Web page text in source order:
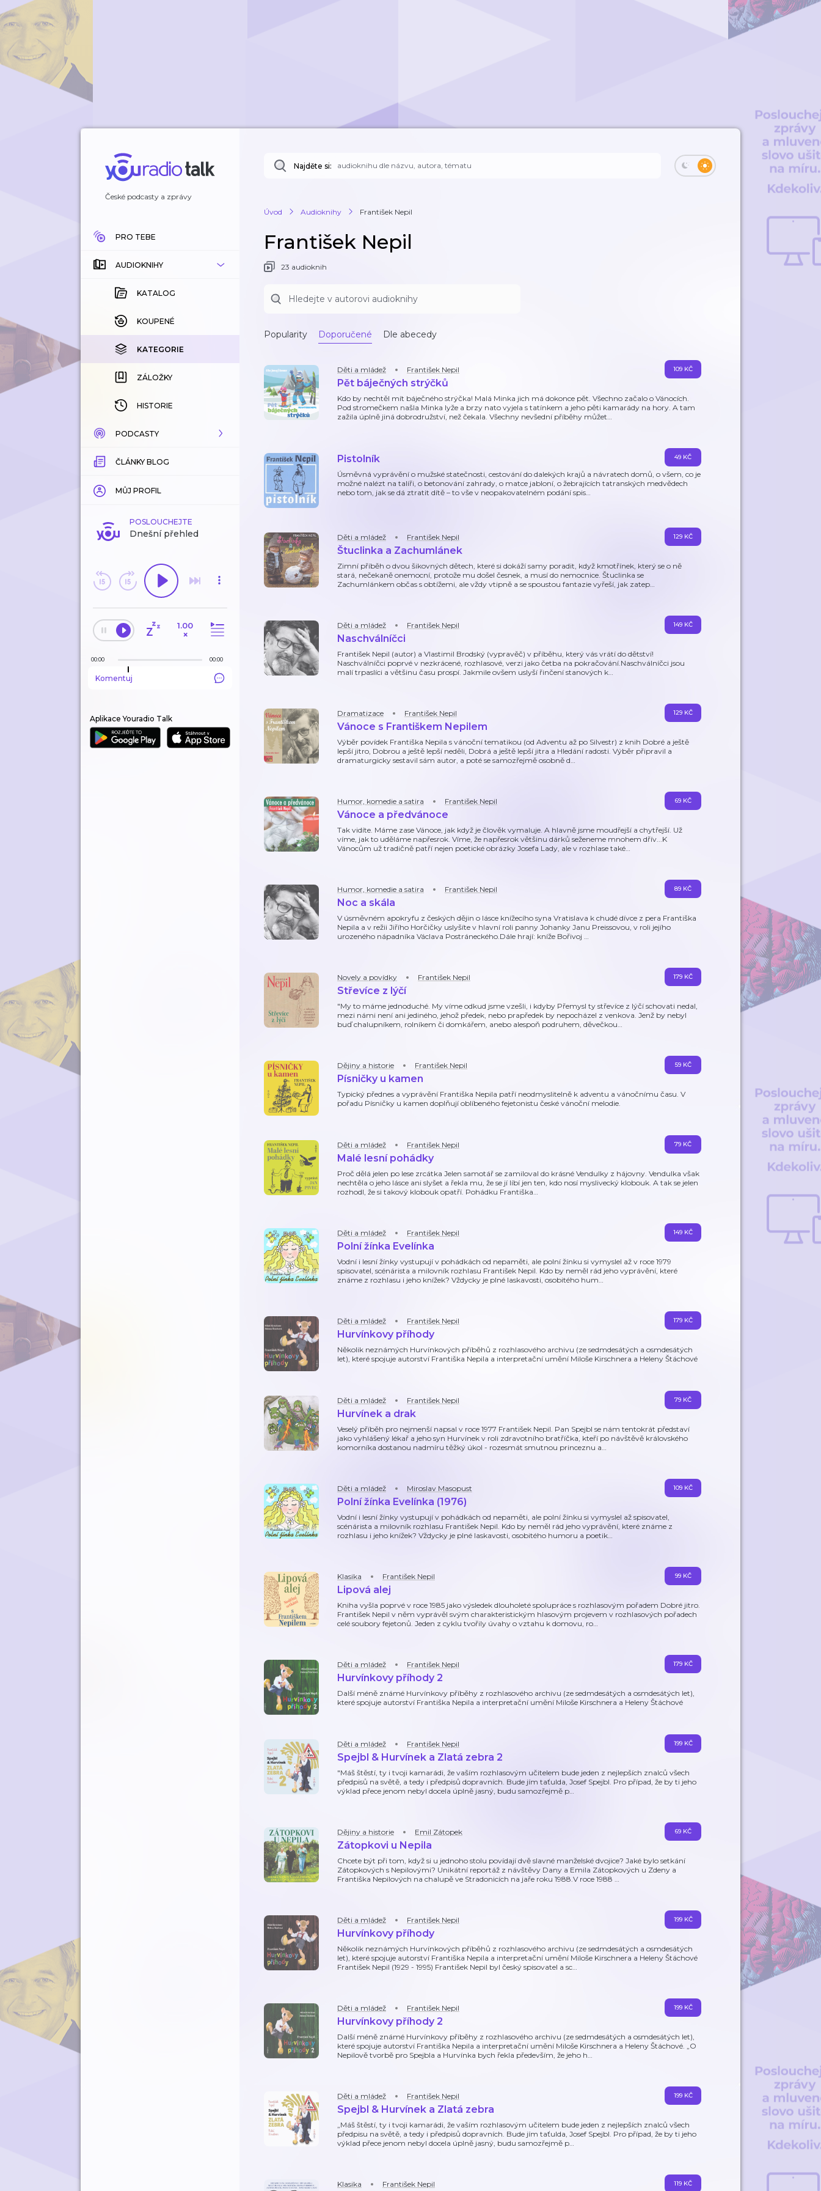
České podcasty a zprávy
PRO TEBE
AUDIOKNIHY
KATALOG
KOUPENÉ
KATEGORIE
ZÁLOŽKY
HISTORIE
PODCASTY
KATALOG
KATEGORIE
ZÁLOŽKY
ODEBÍRANÉ
EDITORSKÉ TIPY
ČLÁNKY BLOG
MŮJ PROFIL
POSLOUCHEJTE
Dnešní přehled
1.00
×
00:00 00:00
Komentuj
Aplikace Youradio Talk
Najděte si:
Úvod Audioknihy František Nepil
František Nepil
23 audioknih
Popularity Doporučené Dle abecedy
Děti a mládež František Nepil
Pět báječných strýčků
Kdo by nechtěl mít báječného strýčka! Malá Minka jich má dokonce pět. Všechno začalo o Vánocích.
Pod stromečkem našla Minka lyže a brzy nato vyjela s tatínkem a jeho pěti kamarády na hory. A tam
zažila úplně jiná dobrodružství, než čekala. Všechny nevšední příběhy můžet…
109 KČ
Pistolník
Úsměvná vyprávění o mužské statečnosti, cestování do dalekých krajů a návratech domů, o všem, co je
možné nalézt na talíři, o betonování zahrady, o matce jabloní, o žebrajících tatranských medvědech
nebo tom, jak se dá ztratit dítě – to vše v neopakovatelném podání spis…
49 KČ
Děti a mládež František Nepil
Štuclinka a Zachumlánek
Zimní příběh o dvou šikovných dětech, které si dokáží samy poradit, když kmotřínek, který se o ně
stará, nečekaně onemocní, protože mu došel česnek, a musí do nemocnice. Štuclinka se
Zachumlánkem občas s obtížemi, ale vždy vtipně a se spoustou fantazie vyřeší, jak zatep…
129 KČ
Děti a mládež František Nepil
Naschválníčci
František Nepil (autor) a Vlastimil Brodský (vypravěč) v příběhu, který vás vrátí do dětství!
Naschválníčci poprvé v nezkrácené, rozhlasové, verzi jako četba na pokračování.Naschválníčci jsou
malí trpaslíci a většinu času prospí. Jakmile ovšem uslyší řinčení stanových k…
149 KČ
Dramatizace František Nepil
Vánoce s Františkem Nepilem
Výběr povídek Františka Nepila s vánoční tematikou (od Adventu až po Silvestr) z knih Dobré a ještě
lepší jitro, Dobrou a ještě lepší neděli, Dobrá a ještě lepší jitra a Hledání radosti. Výběr připravil a
dramaturgicky sestavil sám autor, a poté se samozřejmě osobně d…
129 KČ
Humor, komedie a satira František Nepil
Vánoce a předvánoce
Tak vidíte. Máme zase Vánoce, jak když je člověk vymaluje. A hlavně jsme moudřejší a chytřejší. Už
víme, jak to uděláme napřesrok. Víme, že napřesrok většinu dárků seženeme mnohem dřív...K
Vánocům už tradičně patří nejen poetické obrázky Josefa Lady, ale v rozhlase také…
69 KČ
Humor, komedie a satira František Nepil
Noc a skála
V úsměvném apokryfu z českých dějin o lásce knížecího syna Vratislava k chudé dívce z pera Františka
Nepila a v režii Jiřího Horčičky uslyšíte v hlavní roli panny Johanky Janu Preissovou, v roli jejího
urozeného nápadníka Václava Postráneckého.Dále hrají: kníže Bořivoj …
89 KČ
Novely a povídky František Nepil
Střevíce z lýčí
"My to máme jednoduché. My víme odkud jsme vzešli, i kdyby Přemysl ty střevíce z lýčí schovati nedal,
mezi námi není ani jediného, jehož předek, nebo prapředek by nepocházel z venkova. Jenž by nebyl
buď chalupníkem, rolníkem či domkářem, anebo alespoň podruhem, děvečkou…
179 KČ
Dějiny a historie František Nepil
Písničky u kamen
Typický přednes a vyprávění Františka Nepila patří neodmyslitelně k adventu a vánočnímu času. V
pořadu Písničky u kamen doplňují oblíbeného fejetonistu české vánoční melodie.
59 KČ
Děti a mládež František Nepil
Malé lesní pohádky
Proč dělá jelen po lese zrcátka Jelen samotář se zamiloval do krásné Vendulky z hájovny. Vendulka však
nechtěla o jeho lásce ani slyšet a řekla mu, že se jí líbí jen ten, kdo nosí myslivecký klobouk. A tak se jelen
rozhodl, že si takový klobouk opatří. Pohádku Františka…
79 KČ
Děti a mládež František Nepil
Polní žínka Evelínka
Vodní i lesní žínky vystupují v pohádkách od nepaměti, ale polní žínku si vymyslel až v roce 1979
spisovatel, scénárista a milovník rozhlasu František Nepil. Kdo by neměl rád jeho vyprávění, které
známe z rozhlasu i jeho knížek? Vždycky je plné laskavosti, osobitého hum…
149 KČ
Děti a mládež František Nepil
Hurvínkovy příhody
Několik neznámých Hurvínkových příběhů z rozhlasového archivu (ze sedmdesátých a osmdesátých
let), které spojuje autorství Františka Nepila a interpretační umění Miloše Kirschnera a Heleny Štáchové
179 KČ
Děti a mládež František Nepil
Hurvínek a drak
Veselý příběh pro nejmenší napsal v roce 1977 František Nepil. Pan Spejbl se nám tentokrát představí
jako vyhlášený lékař a jeho syn Hurvínek v roli zdravotního bratříčka, kteří po návštěvě královského
komorníka dostanou nadmíru těžký úkol - rozesmát smutnou princeznu a…
79 KČ
Děti a mládež Miroslav Masopust
Polní žínka Evelínka (1976)
Vodní i lesní žínky vystupují v pohádkách od nepaměti, ale polní žínku si vymyslel až spisovatel,
scénárista a milovník rozhlasu František Nepil. Kdo by neměl rád jeho vyprávění, které známe z
rozhlasu i jeho knížek? Vždycky je plné laskavosti, osobitého humoru a poetik…
109 KČ
Klasika František Nepil
Lipová alej
Kniha vyšla poprvé v roce 1985 jako výsledek dlouholeté spolupráce s rozhlasovým pořadem Dobré jitro.
František Nepil v něm vyprávěl svým charakteristickým hlasovým projevem v rozhlasových pořadech
celé soubory fejetonů. Jeden z cyklu tvořily úvahy o vztahu k domovu, ro…
99 KČ
Děti a mládež František Nepil
Hurvínkovy příhody 2
Další méně známé Hurvínkovy příběhy z rozhlasového archivu (ze sedmdesátých a osmdesátých let),
které spojuje autorství Františka Nepila a interpretační umění Miloše Kirschnera a Heleny Štáchové
179 KČ
Děti a mládež František Nepil
Spejbl & Hurvínek a Zlatá zebra 2
"Máš štěstí, ty i tvoji kamarádi, že vaším rozhlasovým učitelem bude jeden z nejlepších znalců všech
předpisů na světě, a tedy i předpisů dopravních. Bude jím taťulda, Josef Spejbl. Pro případ, že by ti jeho
výklad přece jenom nebyl docela úplně jasný, budu samozřejmě p…
199 KČ
Dějiny a historie Emil Zátopek
Zátopkovi u Nepila
Chcete být při tom, když si u jednoho stolu povídají dvě slavné manželské dvojice? Jaké bylo setkání
Zátopkových s Nepilovými? Unikátní reportáž z návštěvy Dany a Emila Zátopkových u Zdeny a
Františka Nepilových na chalupě ve Stradonicích na jaře roku 1988.V roce 1988 …
69 KČ
Děti a mládež František Nepil
Hurvínkovy příhody
Několik neznámých Hurvínkových příběhů z rozhlasového archivu (ze sedmdesátých a osmdesátých
let), které spojuje autorství Františka Nepila a interpretační umění Miloše Kirschnera a Heleny Štáchové
František Nepil (1929 - 1995) František Nepil byl český spisovatel a sc…
199 KČ
Děti a mládež František Nepil
Hurvínkovy příhody 2
Další méně známé Hurvínkovy příběhy z rozhlasového archivu (ze sedmdesátých a osmdesátých let),
které spojuje autorství Františka Nepila a interpretační umění Miloše Kirschnera a Heleny Štáchové. „O
Nepilově tvorbě pro Spejbla a Hurvínka bych řekla především, že jeho h…
199 KČ
Děti a mládež František Nepil
Spejbl & Hurvínek a Zlatá zebra
„Máš štěstí, ty i tvoji kamarádi, že vaším rozhlasovým učitelem bude jeden z nejlepších znalců všech
předpisu na světě, a tedy i předpisů dopravních. Bude jím taťulda, Josef Spejbl. Pro případ, že by ti jeho
výklad přece jenom nebyl docela úplně jasný, budu samozřejmě p…
199 KČ
Klasika František Nepil 119 KČ